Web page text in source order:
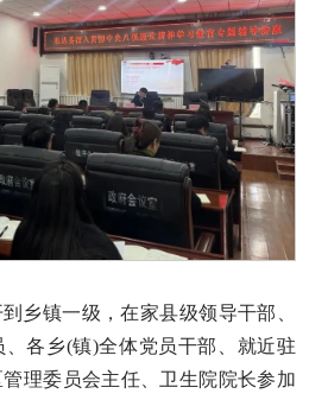
乡镇一级，在家县级领导干部、
各乡(镇)全体党员干部、就近驻
理委员会主任、卫生院院长参加